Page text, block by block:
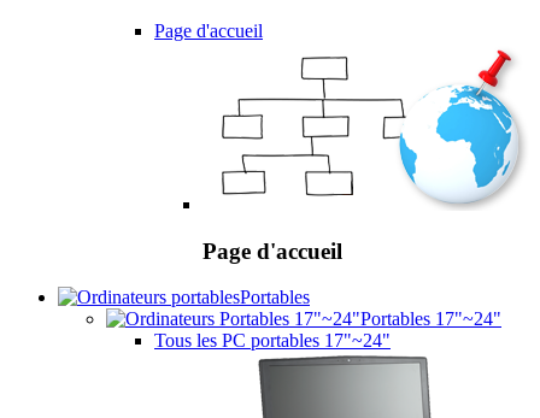
Page d'accueil
Page d'accueil
Portables
Portables 17"~24"
Tous les PC portables 17"~24"